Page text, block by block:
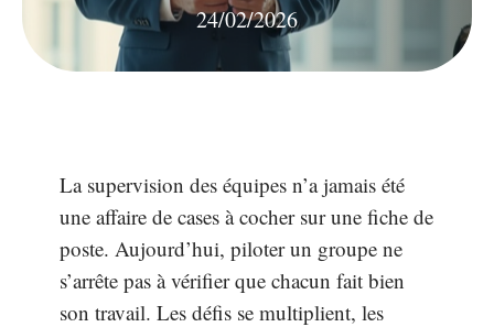
24/02/2026
La supervision des équipes n’a jamais été
une affaire de cases à cocher sur une fiche de
poste. Aujourd’hui, piloter un groupe ne
s’arrête pas à vérifier que chacun fait bien
son travail. Les défis se multiplient, les